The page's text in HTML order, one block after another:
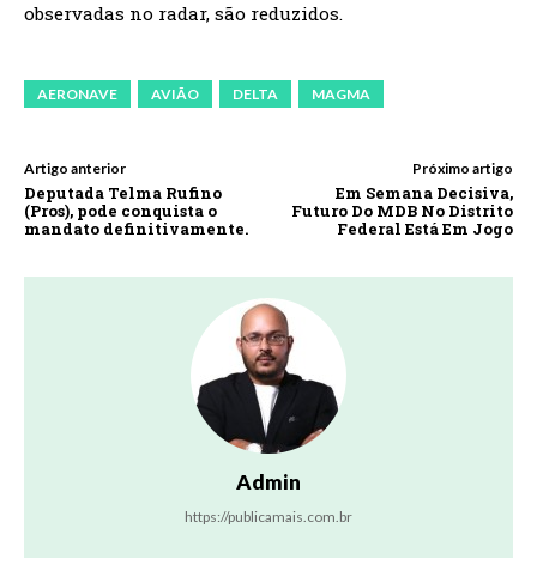
observadas no radar, são reduzidos.
AERONAVE AVIÃO DELTA MAGMA
Artigo anterior
Deputada Telma Rufino
(Pros), pode conquista o
mandato definitivamente.
Próximo artigo
Em Semana Decisiva,
Futuro Do MDB No Distrito
Federal Está Em Jogo
Admin
https://publicamais.com.br